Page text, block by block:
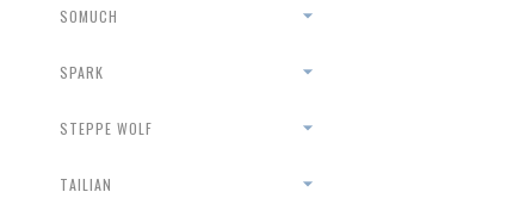
SOMUCH
SPARK
STEPPE WOLF
TAILIAN